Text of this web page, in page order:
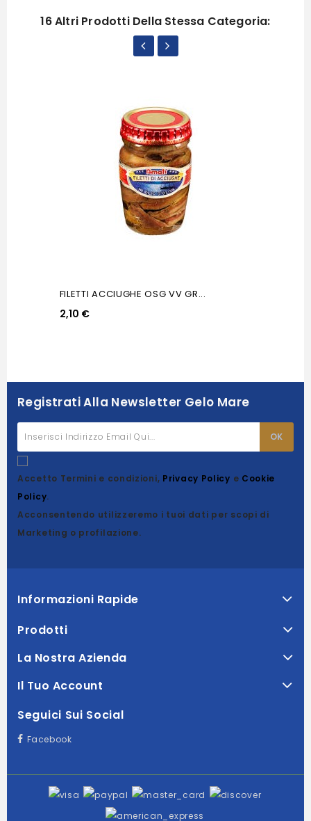
16 Altri Prodotti Della Stessa Categoria:
FILETTI ACCIUGHE OSG VV GR...
2,10 €
Registrati Alla Newsletter Gelo Mare
Accetto Termini e condizioni, Privacy Policy e Cookie
Policy.
Acconsentendo utilizzeremo i tuoi dati per scopi di
Marketing o profilazione.
Informazioni Rapide
Prodotti
La Nostra Azienda
Il Tuo Account
Seguici Sui Social
Facebook